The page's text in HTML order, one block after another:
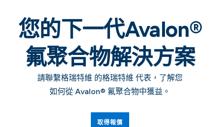
您的下一代Avalon®
氟聚合物解決方案
請聯繫格瑞特維 的格瑞特維 代表，了解您
如何從 Avalon® 氟聚合物中獲益。
取得報價